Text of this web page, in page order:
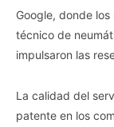
Google, donde
técnico de
impulsaron las
La calidad del
patente en los